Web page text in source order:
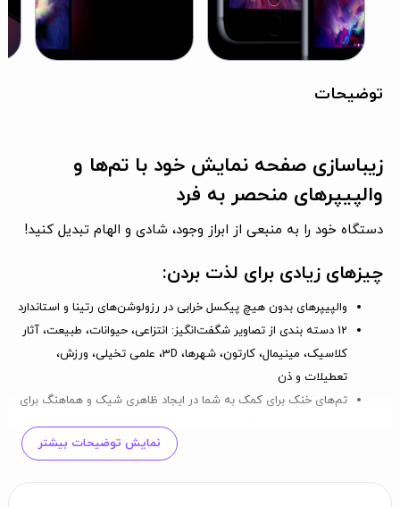
توضیحات
زیباسازی صفحه نمایش خود با تم‌ها و
والپیپرهای منحصر به فرد
دستگاه خود را به منبعی از ابراز وجود، شادی و الهام تبدیل کنید!
چیزهای زیادی برای لذت بردن:
والپیپرهای بدون هیچ پیکسل خرابی در رزولوشن‌های رتینا و استاندارد
12 دسته بندی از تصاویر شگفت‌انگیز: انتزاعی، حیوانات، طبیعت، آثار
کلاسیک، مینیمال، کارتون، شهرها، 3D، علمی تخیلی، ورزش،
تعطیلات و ذن
تم‌های خنک برای کمک به شما در ایجاد ظاهری شیک و هماهنگ برای
ناوبری آسان: به برگه جدید مراجعه کنید تا تازه‌ترین تصاویر را مشاهده
نمایش توضیحات بیشتر